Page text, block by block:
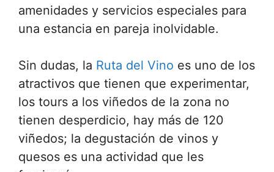
amenidades y servicios especiales para
una estancia en pareja inolvidable.
Sin dudas, la Ruta del Vino es uno de los
atractivos que tienen que experimentar,
los tours a los viñedos de la zona no
tienen desperdicio, hay más de 120
viñedos; la degustación de vinos y
quesos es una actividad que les